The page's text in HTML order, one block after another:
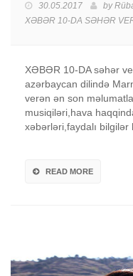
30.05.2017 by
XƏBƏR 10-DA SƏHƏR
XƏBƏR 10-DA səhər
azərbaycan dilində
verən ən son
musiqiləri,hava
xəbərləri,faydalı
READ MORE